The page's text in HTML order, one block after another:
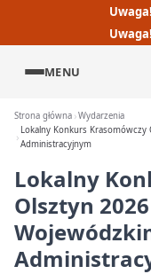
MENU
Strona główna Wydarzenia
Lokalny Konkurs
Administracyjnym
Lokalny
Olsztyn